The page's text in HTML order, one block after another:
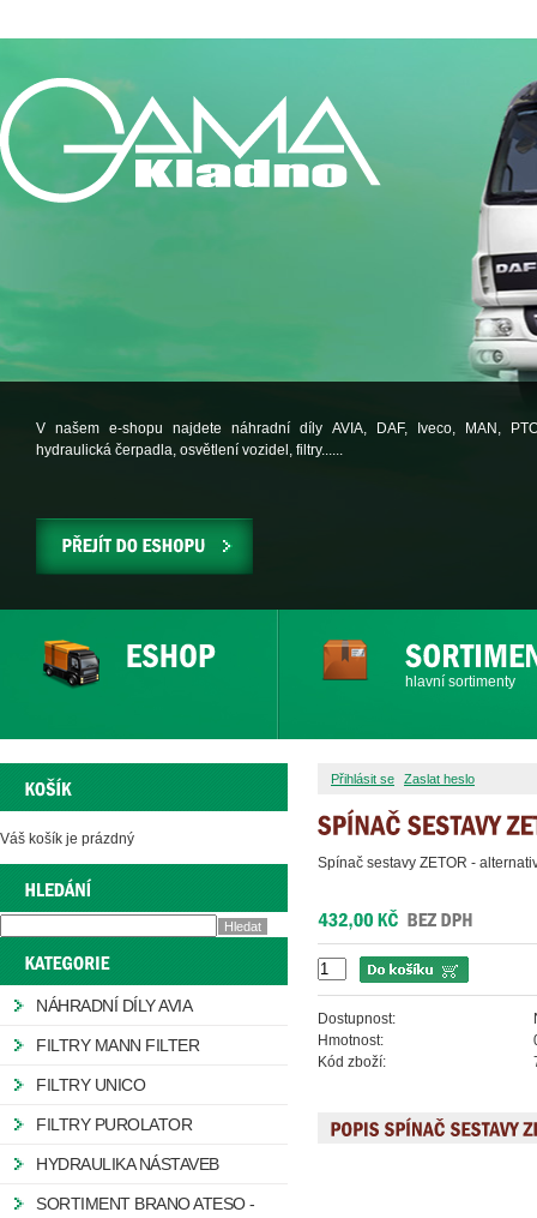
V našem e-shopu najdete náhradní díly AVIA, DAF, Iveco, MAN,
hydraulická čerpadla, osvětlení vozidel, filtry......
hlavní sortimenty
Přihlásit se Zaslat heslo
Spínač sestavy ZETOR -
Dostupnost:
Hmotnost:
Kód zboží:
Váš košík je prázdný
NÁHRADNÍ DÍLY AVIA
FILTRY MANN FILTER
FILTRY UNICO
FILTRY PUROLATOR
HYDRAULIKA NÁSTAVEB
SORTIMENT BRANO ATESO -